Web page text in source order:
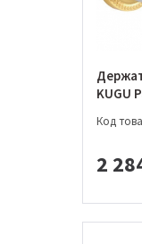
KUGU
Код
2